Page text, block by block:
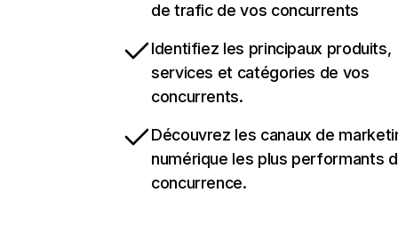
de trafic de vos concurrents
Identifiez les principaux produits,
services et catégories de vos
concurrents.
Découvrez les canaux de
numérique les plus performants
concurrence.